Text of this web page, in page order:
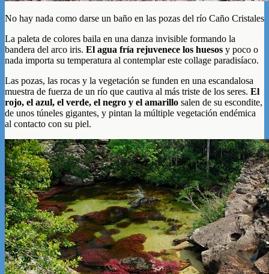
No hay nada como darse un baño en las pozas del río Caño Cristales
La paleta de colores baila en una danza invisible formando la
bandera del arco iris. El agua fría rejuvenece los huesos y poco o
nada importa su temperatura al contemplar este collage paradisíaco.
Las pozas, las rocas y la vegetación se funden en una escandalosa
muestra de fuerza de un río que cautiva al más triste de los seres. El
rojo, el azul, el verde, el negro y el amarillo salen de su escondite,
de unos túneles gigantes, y pintan la múltiple vegetación endémica
al contacto con su piel.